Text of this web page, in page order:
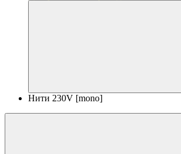
Нити 230V [mono]